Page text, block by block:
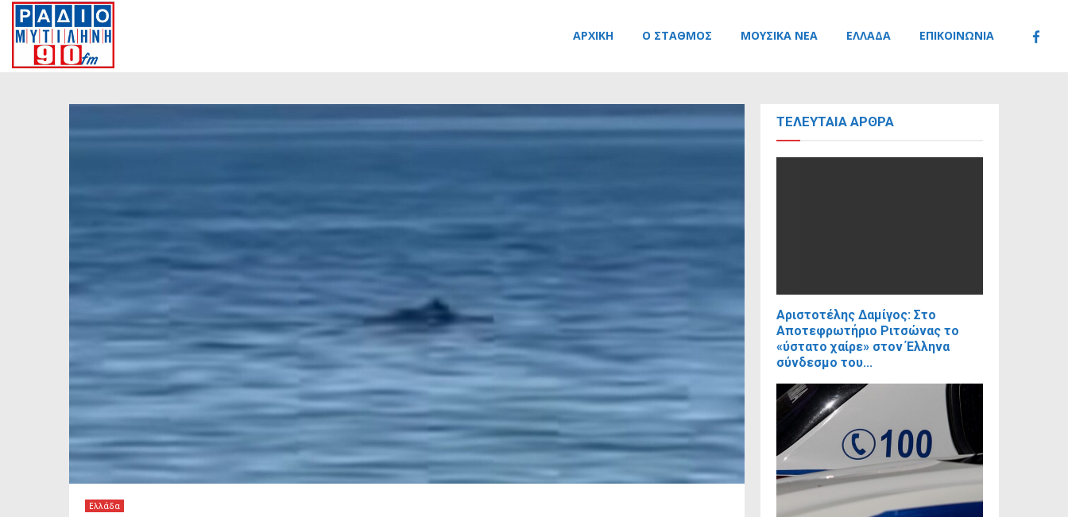
ΑΡΧΙΚΉ Ο ΣΤΑΘΜΌΣ ΜΟΥΣΙΚΆ ΝΈΑ ΕΛΛΆΔΑ ΕΠΙΚΟΙΝΩΝΊΑ
Ελλάδα
ΤΕΛΕΥΤΑΊΑ ΆΡΘΡΑ
Αριστοτέλης Δαμίγος: Στο
Αποτεφρωτήριο Ριτσώνας το
«ύστατο χαίρε» στον Έλληνα
σύνδεσμο του...